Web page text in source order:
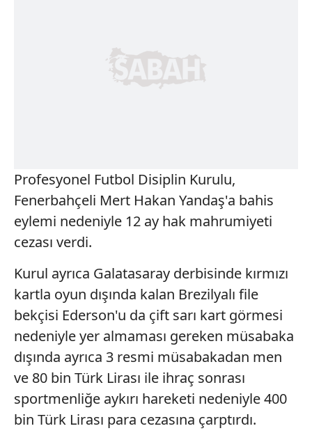
Profesyonel Futbol Disiplin Kurulu,
Fenerbahçeli Mert Hakan Yandaş'a bahis
eylemi nedeniyle 12 ay hak mahrumiyeti
cezası verdi.
Kurul ayrıca Galatasaray derbisinde kırmızı
kartla oyun dışında kalan Brezilyalı file
bekçisi Ederson'u da çift sarı kart görmesi
nedeniyle yer almaması gereken müsabaka
dışında ayrıca 3 resmi müsabakadan men
ve 80 bin Türk Lirası ile ihraç sonrası
sportmenliğe aykırı hareketi nedeniyle 400
bin Türk Lirası para cezasına çarptırdı.